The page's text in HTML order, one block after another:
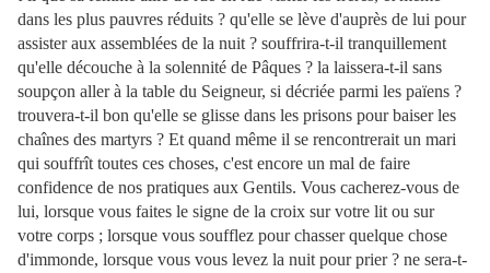
dans les plus pauvres réduits ? qu'elle se lève d'auprès de lui pour
assister aux assemblées de la nuit ? souffrira-t-il tranquillement
qu'elle découche à la solennité de Pâques ? la laissera-t-il sans
soupçon aller à la table du Seigneur, si décriée parmi les païens ?
trouvera-t-il bon qu'elle se glisse dans les prisons pour baiser les
chaînes des martyrs ? Et quand même il se rencontrerait un mari
qui souffrît toutes ces choses, c'est encore un mal de faire
confidence de nos pratiques aux Gentils. Vous cacherez-vous de
lui, lorsque vous faites le signe de la croix sur votre lit ou sur
votre corps ; lorsque vous soufflez pour chasser quelque chose
d'immonde, lorsque vous vous levez la nuit pour prier ? ne sera-t-